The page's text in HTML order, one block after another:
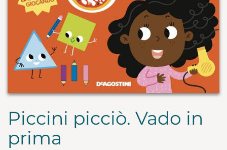
Piccini picciò. Vado in
prima